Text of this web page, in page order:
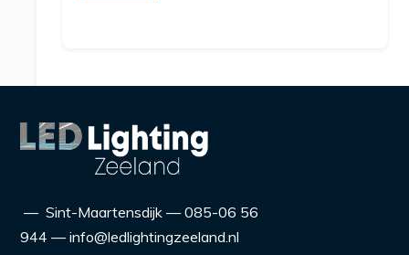
— Sint-Maartensdijk — 085-06 56
944 — info@ledlightingzeeland.nl